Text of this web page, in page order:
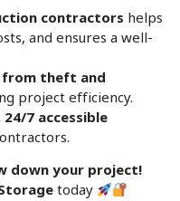
contractors helps
and ensures a well-
from theft and
project efficiency.
7 accessible
down your project!
today